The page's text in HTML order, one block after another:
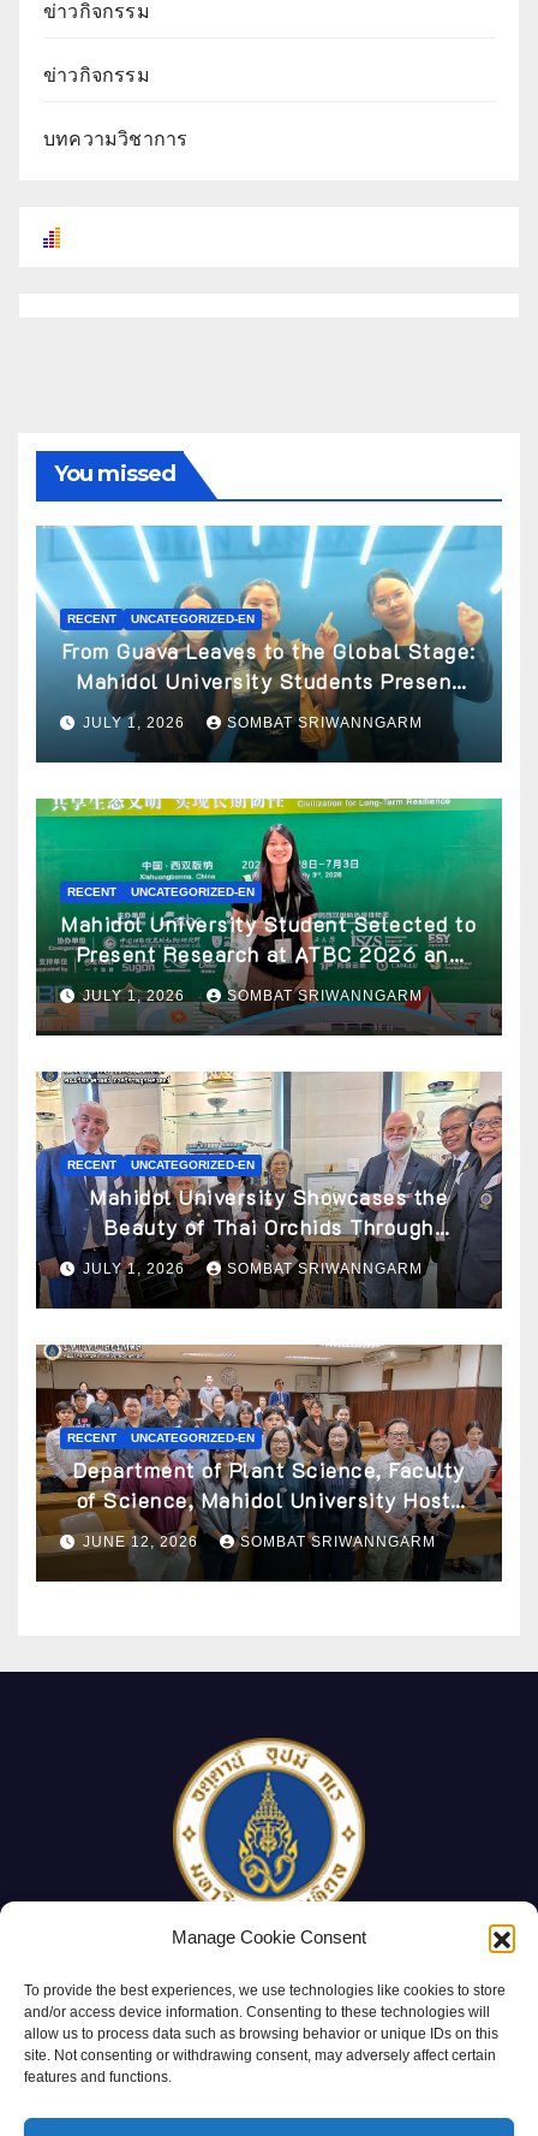
Manage Cookie Consent
To provide the best experiences, we use technologies like cookies to store
and/or access device information. Consenting to these technologies will
allow us to process data such as browsing behavior or unique IDs on this
site. Not consenting or withdrawing consent, may adversely affect certain
features and functions.
ข่าวกิจกรรม
ข่าวกิจกรรม
บทความวิชาการ
You missed
RECENT UNCATEGORIZED-EN
From Guava Leaves to the Global Stage:
Mahidol University Students Present
Innovative Wellness Business Concept
at World Spa & Well-being Congress
2026
JULY 1, 2026 SOMBAT SRIWANNGARM
RECENT UNCATEGORIZED-EN
Mahidol University Student Selected to
Present Research at ATBC 2026 and
Awarded ATBC Travel Grant
JULY 1, 2026 SOMBAT SRIWANNGARM
RECENT UNCATEGORIZED-EN
Mahidol University Showcases the
Beauty of Thai Orchids Through
Botanical Art at the “Orchids of Siam:
In the Name of Seidenfaden” Exhibition
JULY 1, 2026 SOMBAT SRIWANNGARM
RECENT UNCATEGORIZED-EN
Department of Plant Science, Faculty
of Science, Mahidol University Hosts
Archaeobotany Workshop to Advance
Knowledge of Ancient Plant Studies
Through Scientific Approaches
JUNE 12, 2026 SOMBAT SRIWANNGARM
Mahidol University
Department of Plant Science